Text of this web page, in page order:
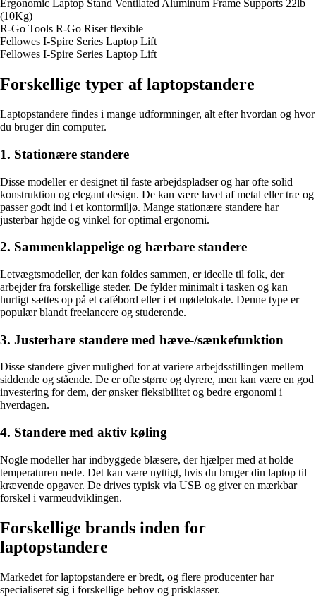
Ergonomic Laptop Stand Ventilated Aluminum Frame Supports 22lb
(10Kg)
R-Go Tools R-Go Riser flexible
Fellowes I-Spire Series Laptop Lift
Fellowes I-Spire Series Laptop Lift
Forskellige typer af laptopstandere
Laptopstandere findes i mange udformninger, alt efter hvordan og hvor
du bruger din computer.
1. Stationære standere
Disse modeller er designet til faste arbejdspladser og har ofte solid
konstruktion og elegant design. De kan være lavet af metal eller træ og
passer godt ind i et kontormiljø. Mange stationære standere har
justerbar højde og vinkel for optimal ergonomi.
2. Sammenklappelige og bærbare standere
Letvægtsmodeller, der kan foldes sammen, er ideelle til folk, der
arbejder fra forskellige steder. De fylder minimalt i tasken og kan
hurtigt sættes op på et cafébord eller i et mødelokale. Denne type er
populær blandt freelancere og studerende.
3. Justerbare standere med hæve-/sænkefunktion
Disse standere giver mulighed for at variere arbejdsstillingen mellem
siddende og stående. De er ofte større og dyrere, men kan være en god
investering for dem, der ønsker fleksibilitet og bedre ergonomi i
hverdagen.
4. Standere med aktiv køling
Nogle modeller har indbyggede blæsere, der hjælper med at holde
temperaturen nede. Det kan være nyttigt, hvis du bruger din laptop til
krævende opgaver. De drives typisk via USB og giver en mærkbar
forskel i varmeudviklingen.
Forskellige brands inden for
laptopstandere
Markedet for laptopstandere er bredt, og flere producenter har
specialiseret sig i forskellige behov og prisklasser.